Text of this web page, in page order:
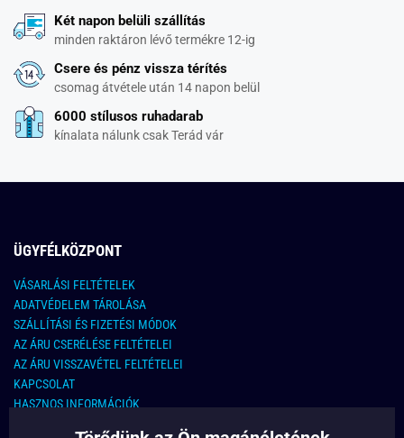
Két napon belüli szállítás
minden raktáron lévő termékre 12-ig
Csere és pénz vissza térítés
csomag átvétele után 14 napon belül
6000 stílusos ruhadarab
kínalata nálunk csak Terád vár
ÜGYFÉLKÖZPONT
VÁSARLÁSI FELTÉTELEK
ADATVÉDELEM TÁROLÁSA
SZÁLLÍTÁSI ÉS FIZETÉSI MÓDOK
AZ ÁRU CSERÉLÉSE FELTÉTELEI
AZ ÁRU VISSZAVÉTEL FELTÉTELEI
KAPCSOLAT
HASZNOS INFORMÁCIÓK